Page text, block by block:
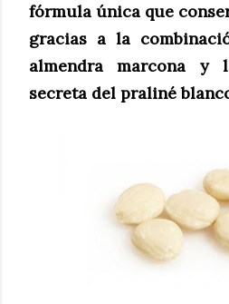
fórmula única que
gracias a la
almendra marcona y
secreta del praliné